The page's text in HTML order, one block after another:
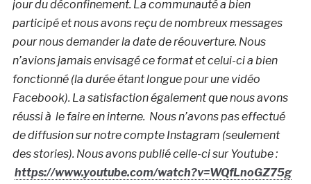
jour du déconfinement. La communauté a bien
participé et nous avons reçu de nombreux messages
pour nous demander la date de réouverture. Nous
n’avions jamais envisagé ce format et celui-ci a bien
fonctionné (la durée étant longue pour une vidéo
Facebook). La satisfaction également que nous avons
réussi à le faire en interne. Nous n’avons pas effectué
de diffusion sur notre compte Instagram (seulement
des stories). Nous avons publié celle-ci sur Youtube :
https://www.youtube.com/watch?v=WQfLnoGZ75g